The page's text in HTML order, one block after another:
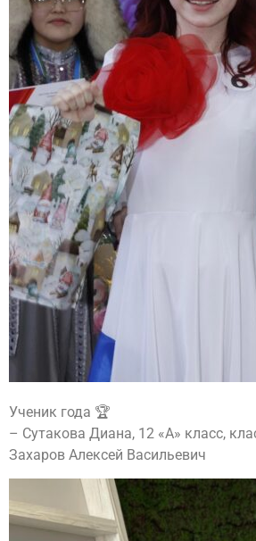
Ученик года 🏆
– Сутакова Диана, 12 «А» класс,
Захаров Алексей Васильевич